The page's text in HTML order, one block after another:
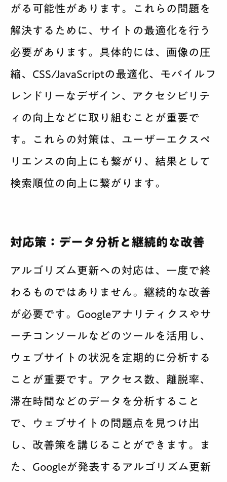
がる可能性があります。これらの問題を
解決するために、サイトの最適化を行う
必要があります。具体的には、画像の圧
縮、CSS/JavaScriptの最適化、モバイルフ
レンドリーなデザイン、アクセシビリテ
ィの向上などに取り組むことが重要で
す。これらの対策は、ユーザーエクスペ
リエンスの向上にも繋がり、結果として
検索順位の向上に繋がります。
対応策：データ分析と継続的な改善
アルゴリズム更新への対応は、一度で終
わるものではありません。継続的な改善
が必要です。Googleアナリティクスやサ
ーチコンソールなどのツールを活用し、
ウェブサイトの状況を定期的に分析する
ことが重要です。アクセス数、離脱率、
滞在時間などのデータを分析すること
で、ウェブサイトの問題点を見つけ出
し、改善策を講じることができます。ま
た、Googleが発表するアルゴリズム更新